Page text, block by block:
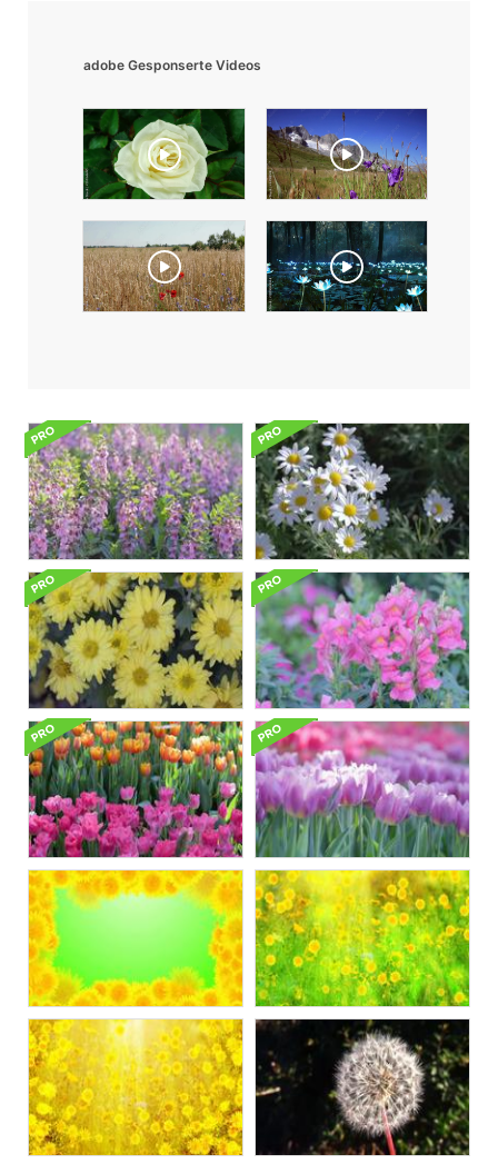
adobe Gesponserte Videos